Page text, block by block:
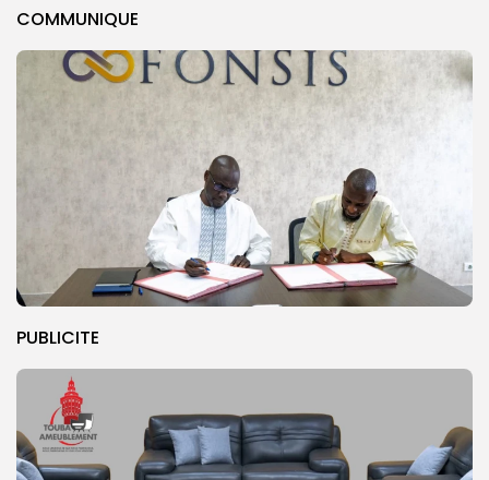
COMMUNIQUE
PUBLICITE